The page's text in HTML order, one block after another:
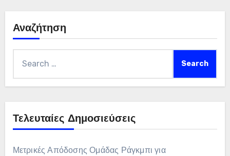
Αναζήτηση
Τελευταίες Δημοσιεύσεις
Μετρικές Απόδοσης Ομάδας Ράγκμπι για